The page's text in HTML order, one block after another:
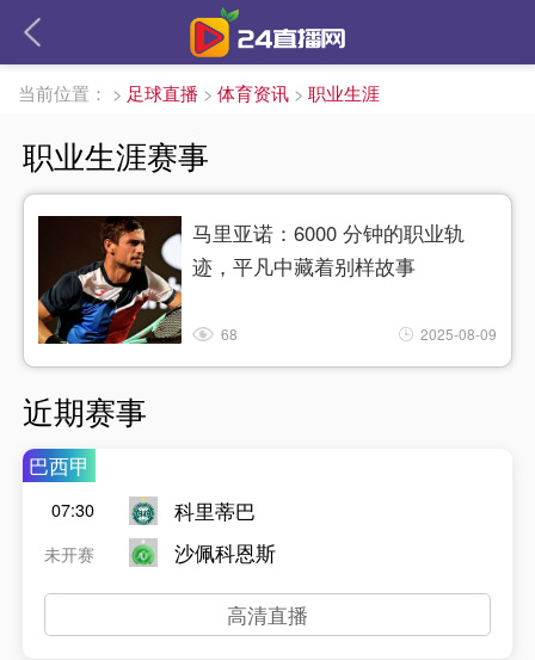
当前位置： > 足球直播 > 体育资讯 > 职业生涯
职业生涯赛事
马里亚诺：6000 分钟的职业轨
迹，平凡中藏着别样故事​
68 2025-08-09
近期赛事
巴西甲
07:30
未开赛
科里蒂巴
沙佩科恩斯
高清直播